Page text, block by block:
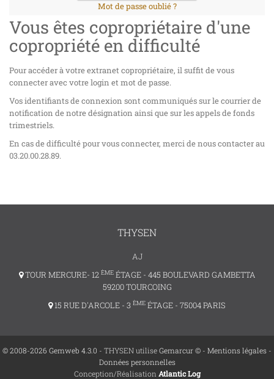
Mot de passe oublié ?
Vous êtes copropriétaire d'une
copropriété en difficulté
Pour accéder à votre extranet copropriétaire, il suffit de vous
connecter avec votre login et mot de passe.
Vos identifiants de connexion sont communiqués sur le courrier de
notification de notre désignation ainsi que sur les appels de fonds
trimestriels.
En cas de difficulté pour vous connecter, merci de nous contacter au
03.20.00.28.89.
THYSEN
AJ
TOUR MERCURE- 12 ÈMEÉTAGE - 445 BOULEVARD GAMBETTA
59200 TOURCOING
15 RUE D'ARCOLE - 3 ÈME ÉTAGE - 75004 PARIS
© 2008-2026 Gemweb 4.3.0 - THYSEN utiliseGemarcur © - Mentions légales -
Données personnelles
Conception/Réalisation Atlantic Log